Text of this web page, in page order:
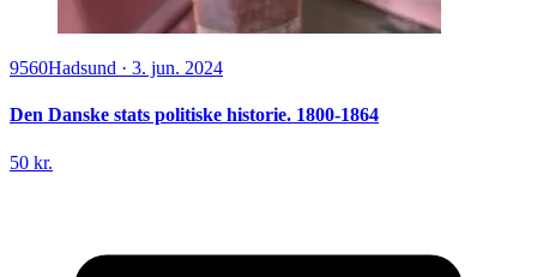
9560Hadsund · 3. jun. 2024
Den Danske stats politiske historie. 1800-1864
50 kr.